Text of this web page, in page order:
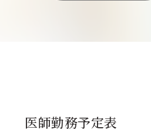
医師勤務予定表